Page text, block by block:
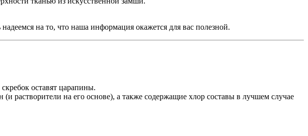
на то, что наша информация окажется для вас полезной.
оставят царапины.
растворители на его основе), а также содержащие хлор составы в лучшем случае